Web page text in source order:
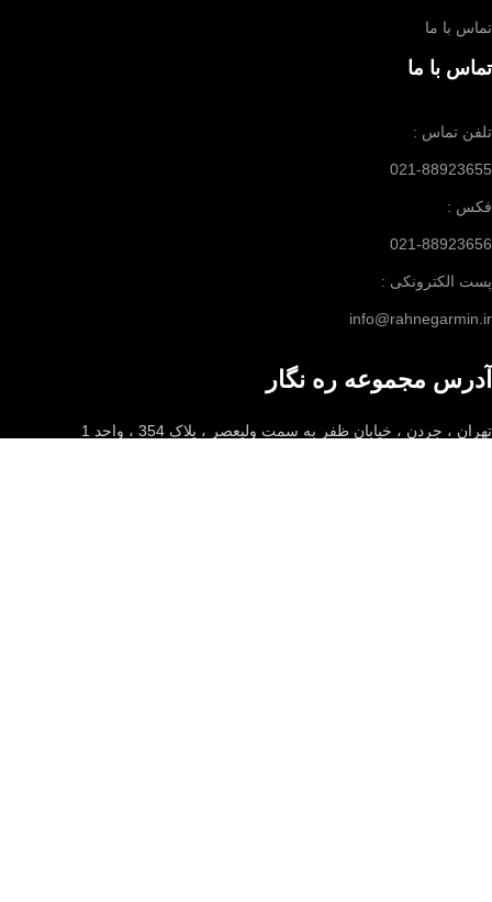
تماس با ما
تماس با ما
تلفن تماس :
021-88923655
فکس :
021-88923656
پست الکترونکی :
info@rahnegarmin.ir
آدرس مجموعه ره نگار
تهران ، جردن ، خیابان ظفر به سمت ولیعصر ، پلاک 354 ، واحد 1